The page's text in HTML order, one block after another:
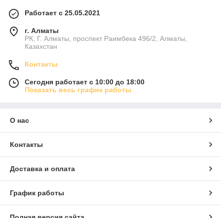
Работает с 25.05.2021
г. Алматы
РК, Г. Алматы, проспект Раимбека 496/2, Алматы,
Казахстан
Контакты
Сегодня работает с 10:00 до 18:00
Показать весь график работы
О нас
Контакты
Доставка и оплата
График работы